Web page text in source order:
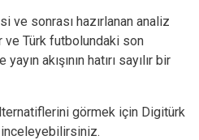
ve sonrası hazırlanan analiz
ve Türk futbolundaki son
akışının hatırı sayılır bir
görmek için Digitürk
inceleyebilirsiniz.